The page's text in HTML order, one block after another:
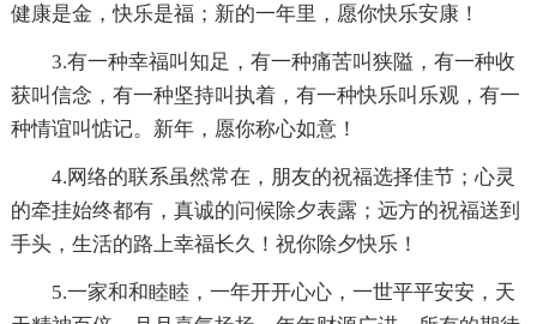
健康是金，快乐是福；新的一年里，愿你快乐安康！
3.有一种幸福叫知足，有一种痛苦叫狭隘，有一种收
获叫信念，有一种坚持叫执着，有一种快乐叫乐观，有一
种情谊叫惦记。新年，愿你称心如意！
4.网络的联系虽然常在，朋友的祝福选择佳节；心灵
的牵挂始终都有，真诚的问候除夕表露；远方的祝福送到
手头，生活的路上幸福长久！祝你除夕快乐！
5.一家和和睦睦，一年开开心心，一世平平安安，天